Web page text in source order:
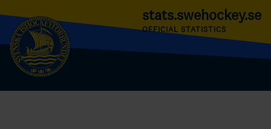
stats.swehockey.se
OFFICIAL STATISTICS